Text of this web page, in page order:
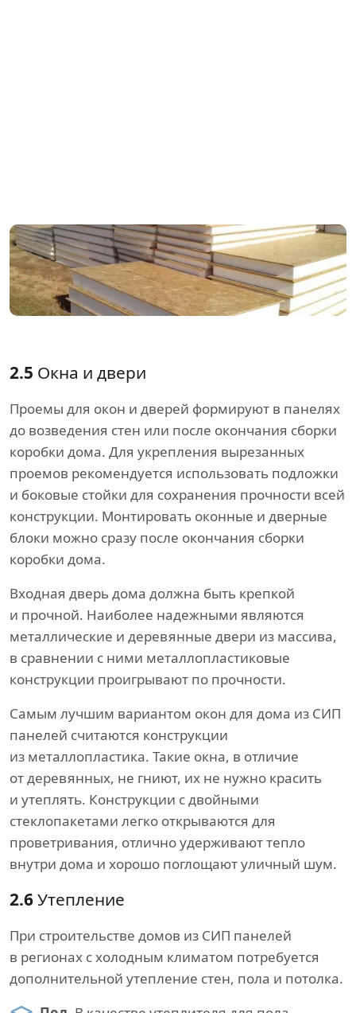
2.5 Окна и двери
Проемы для окон и дверей формируют в панелях
до возведения стен или после окончания сборки
коробки дома. Для укрепления вырезанных
проемов рекомендуется использовать подложки
и боковые стойки для сохранения прочности всей
конструкции. Монтировать оконные и дверные
блоки можно сразу после окончания сборки
коробки дома.
Входная дверь дома должна быть крепкой
и прочной. Наиболее надежными являются
металлические и деревянные двери из массива,
в сравнении с ними металлопластиковые
конструкции проигрывают по прочности.
Самым лучшим вариантом окон для дома из СИП
панелей считаются конструкции
из металлопластика. Такие окна, в отличие
от деревянных, не гниют, их не нужно красить
и утеплять. Конструкции с двойными
стеклопакетами легко открываются для
проветривания, отлично удерживают тепло
внутри дома и хорошо поглощают уличный шум.
2.6Утепление
При строительстве домов из СИП панелей
в регионах с холодным климатом потребуется
дополнительной утепление стен, пола и потолка.